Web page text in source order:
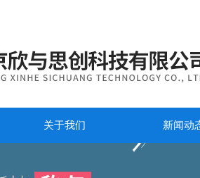
关于我们 新闻动